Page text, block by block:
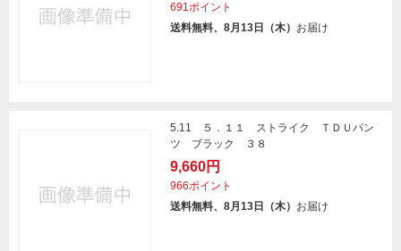
691ポイント
送料無料、8月13日（木） お届け
5.11 ５．１１ ストライク ＴＤＵパン
ツ ブラック ３８
9,660円
966ポイント
送料無料、8月13日（木） お届け